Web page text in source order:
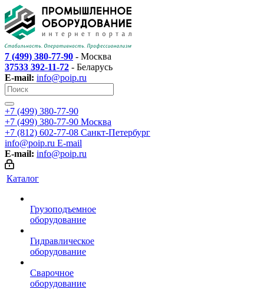
7 (499) 380-77-90 - Москва
37533 392-11-72 - Беларусь
E-mail: info@poip.ru
+7 (499) 380-77-90
+7 (499) 380-77-90 Москва
+7 (812) 602-77-08 Санкт-Петербург
info@poip.ru E-mail
E-mail: info@poip.ru
Каталог
Грузоподъемное
оборудование
Гидравлическое
оборудование
Сварочное
оборудование